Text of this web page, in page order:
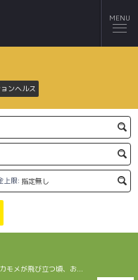
MENU
ンヘルス
上限:
モメが飛び立つ頃、お...